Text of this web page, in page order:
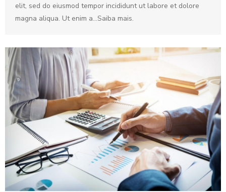
elit, sed do eiusmod tempor incididunt ut labore et dolore
magna aliqua. Ut enim a...Saiba mais.